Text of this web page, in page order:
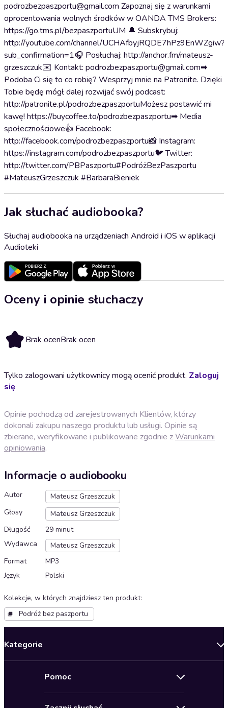
podrozbezpaszportu@gmail.com Zapoznaj się z warunkami
oprocentowania wolnych środków w OANDA TMS Brokers:
https://go.tms.pl/bezpaszportuUM 🔔 Subskrybuj:
http://youtube.com/channel/UCHAfbyjRQDE7hPz9EnWZgiw?
sub_confirmation=1🎧 Posłuchaj: http://anchor.fm/mateusz-
grzeszczuk✉️ Kontakt: podrozbezpaszportu@gmail.com➡
Podoba Ci się to co robię? Wesprzyj mnie na Patronite. Dzięki
Tobie będę mógł dalej rozwijać swój podcast:
http://patronite.pl/podrozbezpaszportuMożesz postawić mi
kawę! https://buycoffee.to/podrozbezpaszportu➡ Media
społecznościowe👍 Facebook:
http://facebook.com/podrozbezpaszportu📸 Instagram:
https://instagram.com/podrozbezpaszportu🐦 Twitter:
http://twitter.com/PBPaszportu#PodróżBezPaszportu
#MateuszGrzeszczuk #BarbaraBieniek
Jak słuchać audiobooka?
Słuchaj audiobooka na urządzeniach Android i iOS w aplikacji
Audioteki
Oceny i opinie słuchaczy
Brak ocenBrak ocen
Tylko zalogowani użytkownicy mogą ocenić produkt. Zaloguj
się
Opinie pochodzą od zarejestrowanych Klientów, którzy
dokonali zakupu naszego produktu lub usługi. Opinie są
zbierane, weryfikowane i publikowane zgodnie zWarunkami
opiniowania.
Informacje o audiobooku
Autor
Mateusz Grzeszczuk
Głosy
Mateusz Grzeszczuk
Długość
29 minut
Wydawca
Mateusz Grzeszczuk
Format
MP3
Język
Polski
Kolekcje, w których znajdziesz ten produkt:
Podróż bez paszportu
Kategorie
Pomoc